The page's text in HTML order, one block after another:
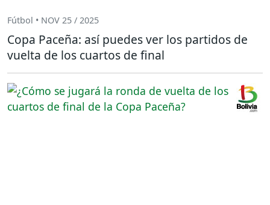
Fútbol • NOV 25 / 2025
Copa Paceña: así puedes ver los partidos de
vuelta de los cuartos de final